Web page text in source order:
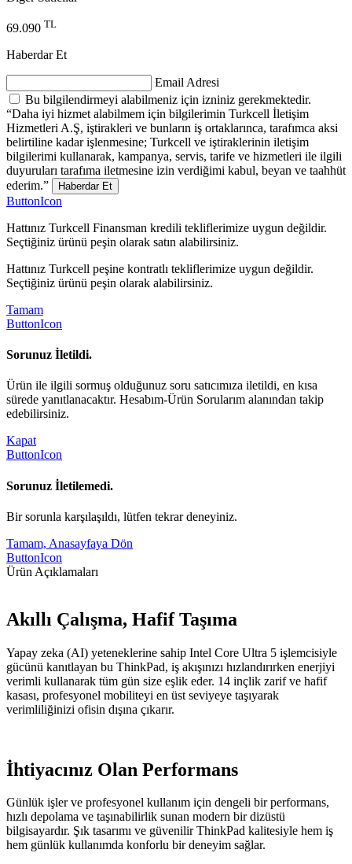
69.090 TL
Haberdar Et
Email Adresi
Bu bilgilendirmeyi alabilmeniz için izniniz gerekmektedir.
“Daha iyi hizmet alabilmem için bilgilerimin Turkcell İletişim
Hizmetleri A.Ş, iştirakleri ve bunların iş ortaklarınca, tarafımca aksi
belirtiline kadar işlenmesine; Turkcell ve iştiraklerinin iletişim
bilgilerimi kullanarak, kampanya, servis, tarife ve hizmetleri ile ilgili
duyuruları tarafıma iletmesine izin verdiğimi kabul, beyan ve taahhüt
ederim.”
Haberdar Et
ButtonIcon
Hattınız Turkcell Finansman kredili tekliflerimize uygun değildir.
Seçtiğiniz ürünü peşin olarak satın alabilirsiniz.
Hattınız Turkcell peşine kontratlı tekliflerimize uygun değildir.
Seçtiğiniz ürünü peşin olarak alabilirsiniz.
Tamam
ButtonIcon
Sorunuz İletildi.
Ürün ile ilgili sormuş olduğunuz soru satıcımıza iletildi, en kısa
sürede yanıtlanacaktır. Hesabım-Ürün Sorularım alanından takip
edebilirsiniz.
Kapat
ButtonIcon
Sorunuz İletilemedi.
Bir sorunla karşılaşıldı, lütfen tekrar deneyiniz.
Tamam, Anasayfaya Dön
ButtonIcon
Ürün Açıklamaları
Akıllı Çalışma, Hafif Taşıma
Yapay zeka (AI) yeteneklerine sahip Intel Core Ultra 5 işlemcisiyle
gücünü kanıtlayan bu ThinkPad, iş akışınızı hızlandırırken enerjiyi
verimli kullanarak tüm gün size eşlik eder. 14 inçlik zarif ve hafif
kasası, profesyonel mobiliteyi en üst seviyeye taşıyarak
verimliliğinizi ofisin dışına çıkarır.
İhtiyacınız Olan Performans
Günlük işler ve profesyonel kullanım için dengeli bir performans,
hızlı depolama ve taşınabilirlik sunan modern bir dizüstü
bilgisayardır. Şık tasarımı ve güvenilir ThinkPad kalitesiyle hem iş
hem günlük kullanımda konforlu bir deneyim sağlar.